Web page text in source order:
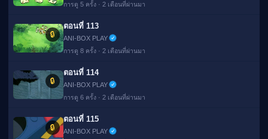
การดู 5 ครั้ง · 2 เดือนที่ผ่านมา
🔒
ตอนที่ 113
ANI-BOX PLAY
การดู 8 ครั้ง · 2 เดือนที่ผ่านมา
🔒
ตอนที่ 114
ANI-BOX PLAY
การดู 6 ครั้ง · 2 เดือนที่ผ่านมา
🔒
ตอนที่ 115
ANI-BOX PLAY